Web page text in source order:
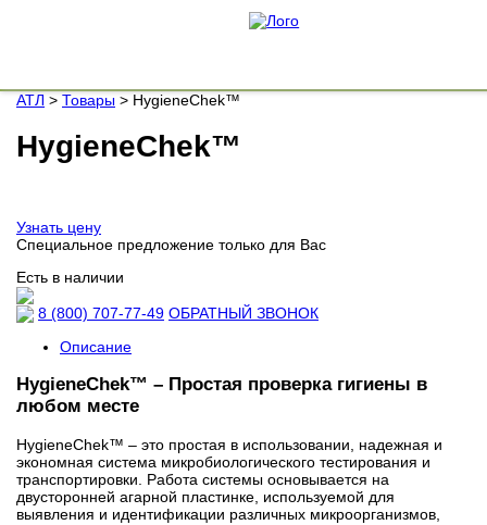
АТЛ > Товары > HygieneChek™
HygieneChek™
Узнать цену
Cпециальное предложение только для Вас
Eсть в наличии
8 (800) 707-77-49 ОБРАТНЫЙ ЗВОНОК
Описание
HygieneChek™ – Простая проверка гигиены в
любом месте
HygieneChek™ – это простая в использовании, надежная и
экономная система микробиологического тестирования и
транспортировки. Работа системы основывается на
двусторонней агарной пластинке, используемой для
выявления и идентификации различных микроорганизмов,